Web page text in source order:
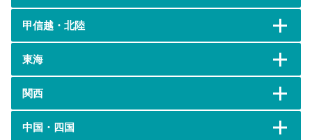
甲信越・北陸
東海
関西
中国・四国